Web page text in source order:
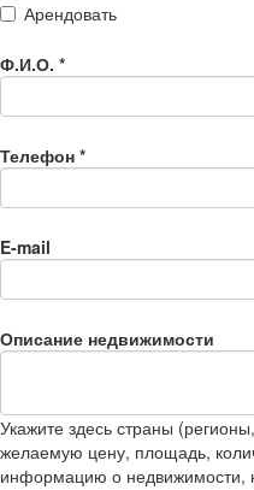
Арендовать
Ф.И.О. *
Телефон *
E-mail
Описание недвижимости
Укажите здесь страны
желаемую цену, площадь,
информацию о недвижимости,